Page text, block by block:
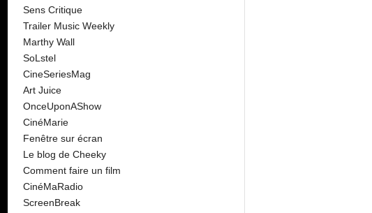
Sens Critique
Trailer Music Weekly
Marthy Wall
SoLstel
CineSeriesMag
Art Juice
OnceUponAShow
CinéMarie
Fenêtre sur écran
Le blog de Cheeky
Comment faire un film
CinéMaRadio
ScreenBreak